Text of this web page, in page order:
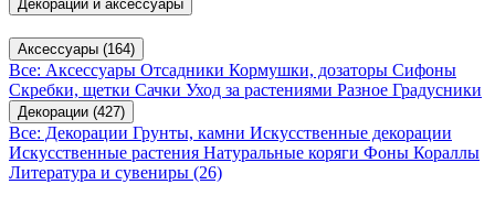
Декорации и аксессуары
Аксессуары (164)
Все: Аксессуары Отсадники Кормушки, дозаторы Сифоны
Скребки, щетки Сачки Уход за растениями Разное Градусники
Декорации (427)
Все: Декорации Грунты, камни Искусственные декорации
Искусственные растения Натуральные коряги Фоны Кораллы
Литература и сувениры (26)